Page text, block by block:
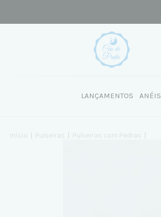
LANÇAMENTOS ANÉIS
Início Pulseiras Pulseiras com Pedras